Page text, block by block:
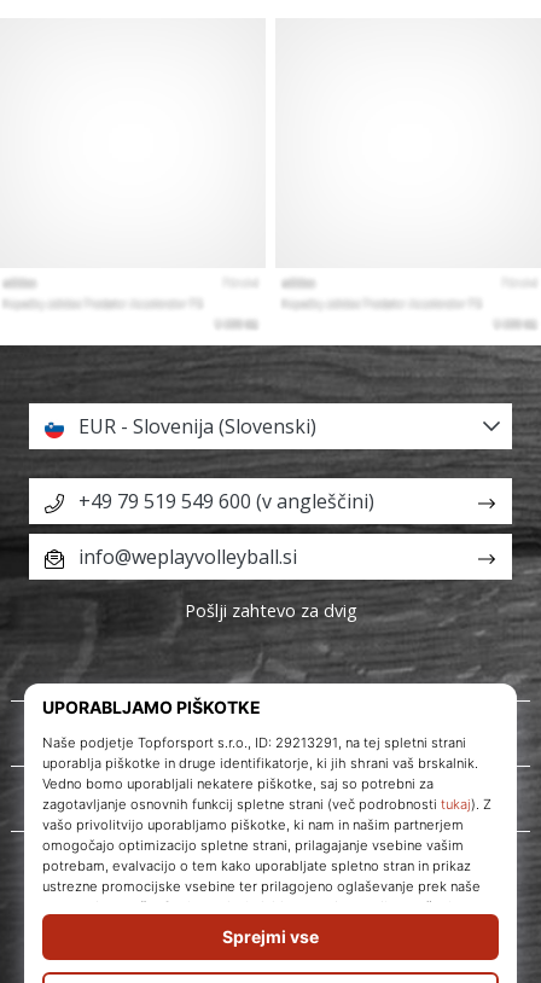
WePlayVolleyball.si
O nas
Storitve za stranke
EUR - Slovenija (Slovenski)
+49 79 519 549 600 (v angleščini)
info@weplayvolleyball.si
Pošlji zahtevo za dvig